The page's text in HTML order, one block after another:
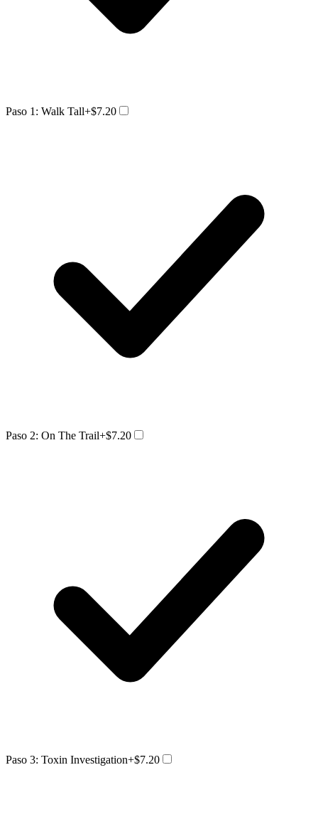
Paso 1: Walk Tall+$7.20
Paso 2: On The Trail+$7.20
Paso 3: Toxin Investigation+$7.20